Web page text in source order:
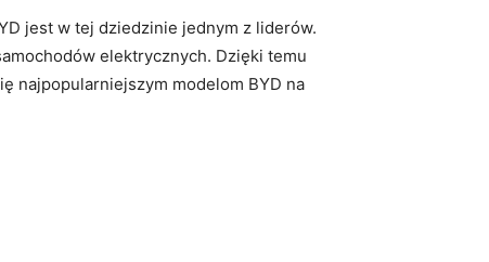
jest w ‍tej ⁢dziedzinie jednym z liderów.
elektrycznych. Dzięki temu
najpopularniejszym modelom BYD na